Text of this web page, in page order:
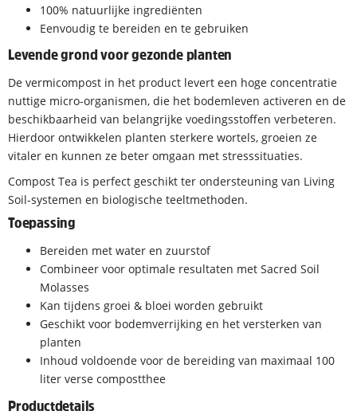
100% natuurlijke ingrediënten
Eenvoudig te bereiden en te gebruiken
Levende grond voor gezonde planten
De vermicompost in het product levert een hoge concentratie
nuttige micro-organismen, die het bodemleven activeren en de
beschikbaarheid van belangrijke voedingsstoffen verbeteren.
Hierdoor ontwikkelen planten sterkere wortels, groeien ze
vitaler en kunnen ze beter omgaan met stresssituaties.
Compost Tea is perfect geschikt ter ondersteuning van Living
Soil-systemen en biologische teeltmethoden.
Toepassing
Bereiden met water en zuurstof
Combineer voor optimale resultaten met Sacred Soil
Molasses
Kan tijdens groei & bloei worden gebruikt
Geschikt voor bodemverrijking en het versterken van
planten
Inhoud voldoende voor de bereiding van maximaal 100
liter verse compostthee
Productdetails